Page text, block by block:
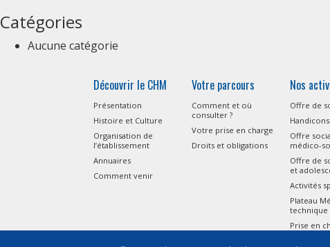
Catégories
Aucune catégorie
Découvrir le CHM
Présentation
Histoire et Culture
Organisation de
l’établissement
Annuaires
Comment venir
Votre parcours
Comment et où
consulter ?
Votre prise en charge
Droits et obligations
Nos
Offre de
Offre
médico-
Offre de
et
Activités
Plateau
technique
Prise en